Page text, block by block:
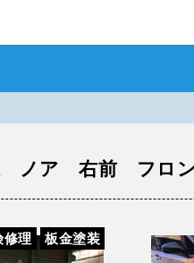
ノア 右前 フロン
修理 板金塗装